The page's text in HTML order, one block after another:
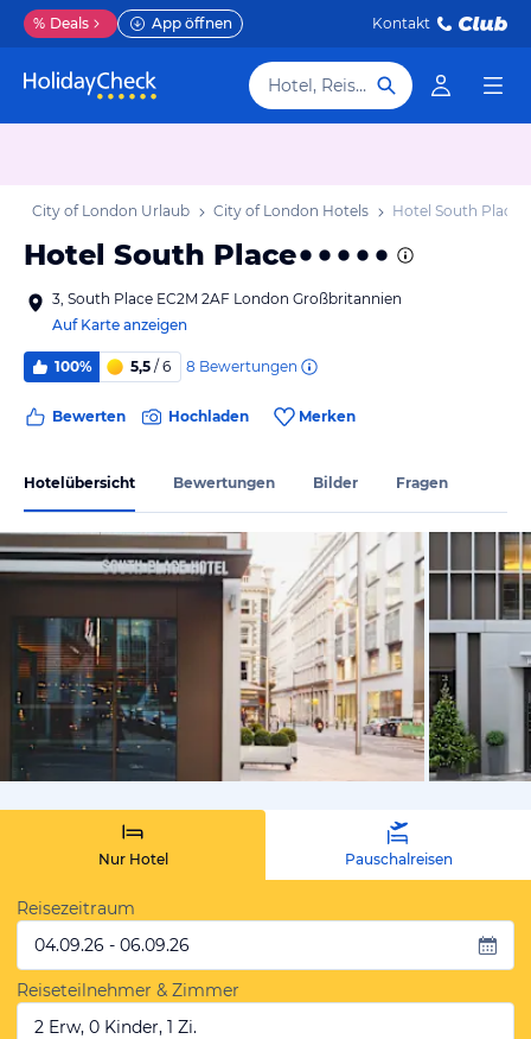
% Deals App öffnen Kontakt
Hotel, Reiseziel
City of London Urlaub City of London Hotels Hotel South Place
Hotel South Place
3, South Place EC2M 2AF London Großbritannien
Auf Karte anzeigen
100% 5,5 / 6 8 Bewertungen
Bewerten Hochladen Merken
Hotelübersicht Bewertungen Bilder Fragen
von
Nur Hotel Pauschalreisen
Reisezeitraum
04.09.26 - 06.09.26
Reiseteilnehmer & Zimmer
2 Erw, 0 Kinder, 1 Zi.